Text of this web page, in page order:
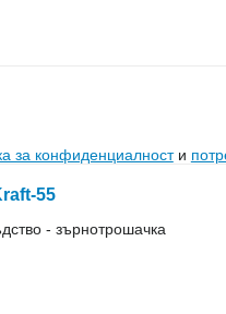
за конфиденциалности
55
- зърнотрошачка